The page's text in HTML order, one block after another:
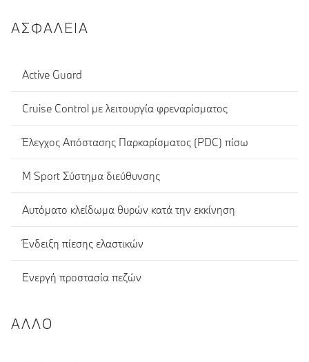
ΑΣΦΆΛΕΙΑ
Active Guard
Cruise Control με λειτουργία φρεναρίσματος
Έλεγχος Απόστασης Παρκαρίσματος (PDC) πίσω
M Sport Σύστημα διεύθυνσης
Αυτόματο κλείδωμα θυρών κατά την εκκίνηση
Ένδειξη πίεσης ελαστικών
Ενεργή προστασία πεζών
ΆΛΛΟ